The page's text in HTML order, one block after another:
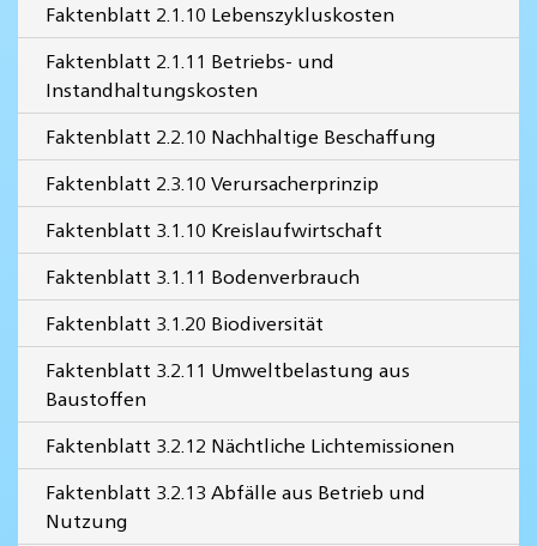
Faktenblatt 2.1.10 Lebenszykluskosten
Faktenblatt 2.1.11 Betriebs- und
Instandhaltungskosten
Faktenblatt 2.2.10 Nachhaltige Beschaffung
Faktenblatt 2.3.10 Verursacherprinzip
Faktenblatt 3.1.10 Kreislaufwirtschaft
Faktenblatt 3.1.11 Bodenverbrauch
Faktenblatt 3.1.20 Biodiversität
Faktenblatt 3.2.11 Umweltbelastung aus
Baustoffen
Faktenblatt 3.2.12 Nächtliche Lichtemissionen
Faktenblatt 3.2.13 Abfälle aus Betrieb und
Nutzung